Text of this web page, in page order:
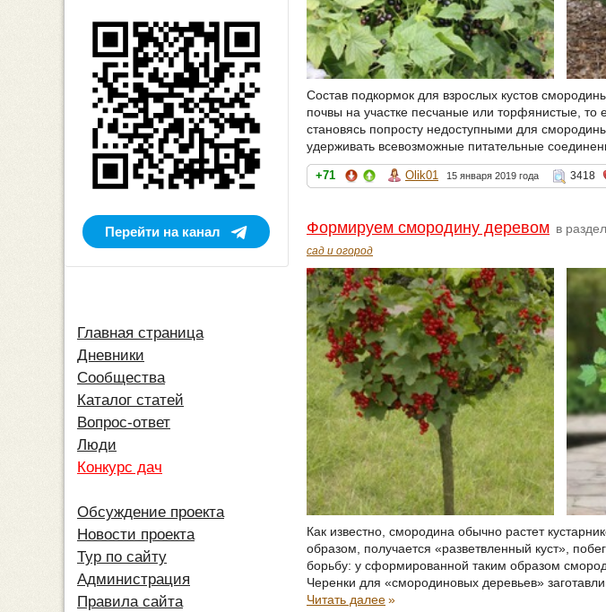
Состав подкормок для взрослых кустов
почвы на участке песчаные или торфянистые, то
становясь попросту недоступными для
удерживать всевозможные питательные
+71 Olik01 15 января 2019 года 3418
Формируем смородину деревом в
сад и огород
Как известно, смородина обычно растет
образом, получается «разветвленный куст»,
борьбу: у сформированной таким образом
Черенки для «смородиновых деревьев»
Читать далее»
Перейти на канал
Главная страница
Дневники
Сообщества
Каталог статей
Вопрос-ответ
Люди
Конкурс дач
Обсуждение проекта
Новости проекта
Тур по сайту
Администрация
Правила сайта